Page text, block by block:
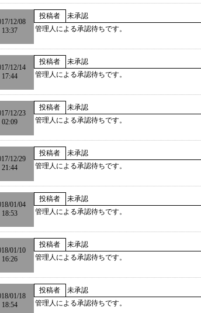
12/08
13:37
投稿者
未承認
管理人による承認待ちです。
12/14
17:44
投稿者
未承認
管理人による承認待ちです。
12/23
02:09
投稿者
未承認
管理人による承認待ちです。
12/29
21:44
投稿者
未承認
管理人による承認待ちです。
01/04
18:53
投稿者
未承認
管理人による承認待ちです。
01/10
16:26
投稿者
未承認
管理人による承認待ちです。
01/18
18:54
投稿者
未承認
管理人による承認待ちです。